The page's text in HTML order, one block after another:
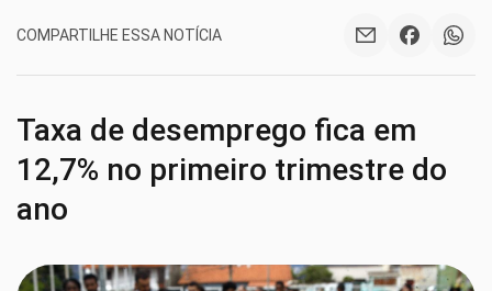
COMPARTILHE ESSA NOTÍCIA
Taxa de desemprego fica em
12,7% no primeiro trimestre do
ano